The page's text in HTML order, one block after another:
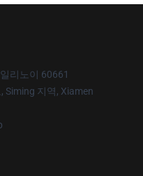
리노이 60661
Siming 지역, Xiamen